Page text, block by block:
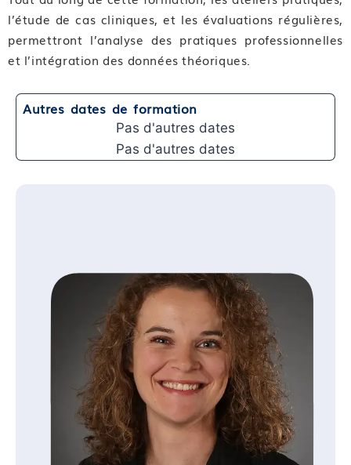
cycles féminins
Module 06 : Les méthodes d’observation du cycle
féminin (MOC)
Module 08 : Les situations particulières et leurs
impacts sur le cycle menstruel
Compétence 04 : Soutenir la fertilité féminine et
Bloc de compétences 2 : Définir une infertilité
Format et durée : Classe virtuelle de 6 heures
Compétence 05 : Connaître l’étiologie de l’infertilité
et son épidémiologie
Module 11 : L’infertilité féminine
Module 12 : L’infertilité masculine
Compétence 06 : Conduire une 1ère consultation
l’étude de cas cliniques, et les évaluations régulières,
permettront l’analyse des pratiques professionnelles
et l’intégration des données théoriques.
Autres dates de formation
Pas d'autres dates
Pas d'autres dates